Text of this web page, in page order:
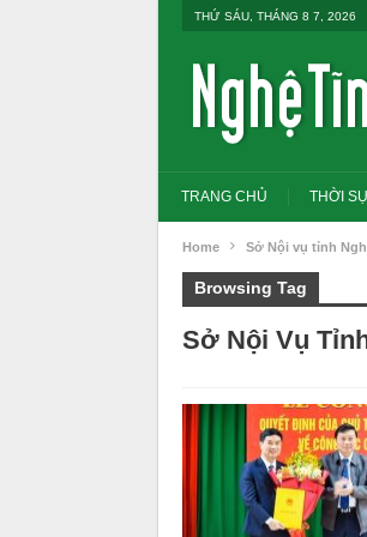
THỨ SÁU, THÁNG 8 7, 2026
TRANG CHỦ THỜI
Home Sở Nội vụ tỉnh
Browsing Tag
Sở Nội Vụ